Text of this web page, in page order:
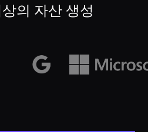
의 자산 생성